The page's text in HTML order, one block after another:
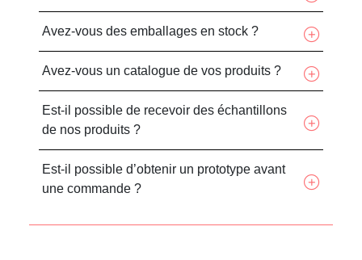
Avez-vous des emballages en stock ?
Avez-vous un catalogue de vos produits ?
Est-il possible de recevoir des échantillons
de nos produits ?
Est-il possible d’obtenir un prototype avant
une commande ?